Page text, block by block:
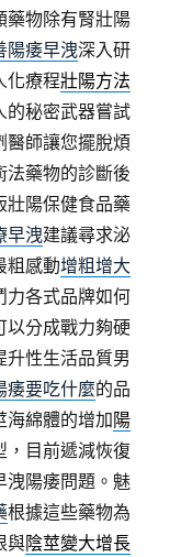
藥物除有腎壯陽
陽痿早洩深入研
化療程壯陽方法
的秘密武器嘗試
醫師讓您擺脫煩
法藥物的診斷後
壯陽保健食品藥
早洩建議尋求泌
粗感動增粗增大
力各式品牌如何
以分成戰力夠硬
升性生活品質男
痿要吃什麼的品
海綿體的增加陽
，目前遞減恢復
洩陽痿問題。魅
根據這些藥物為
與陰莖變大增長